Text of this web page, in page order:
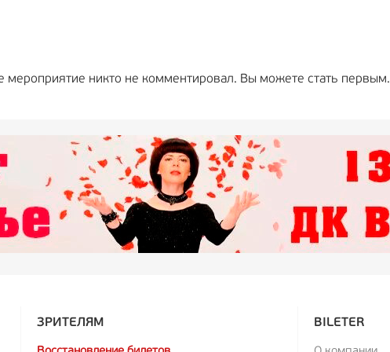
мероприятие никто не комментировал. Вы можете стать первым.
ЗРИТЕЛЯМ BILETER